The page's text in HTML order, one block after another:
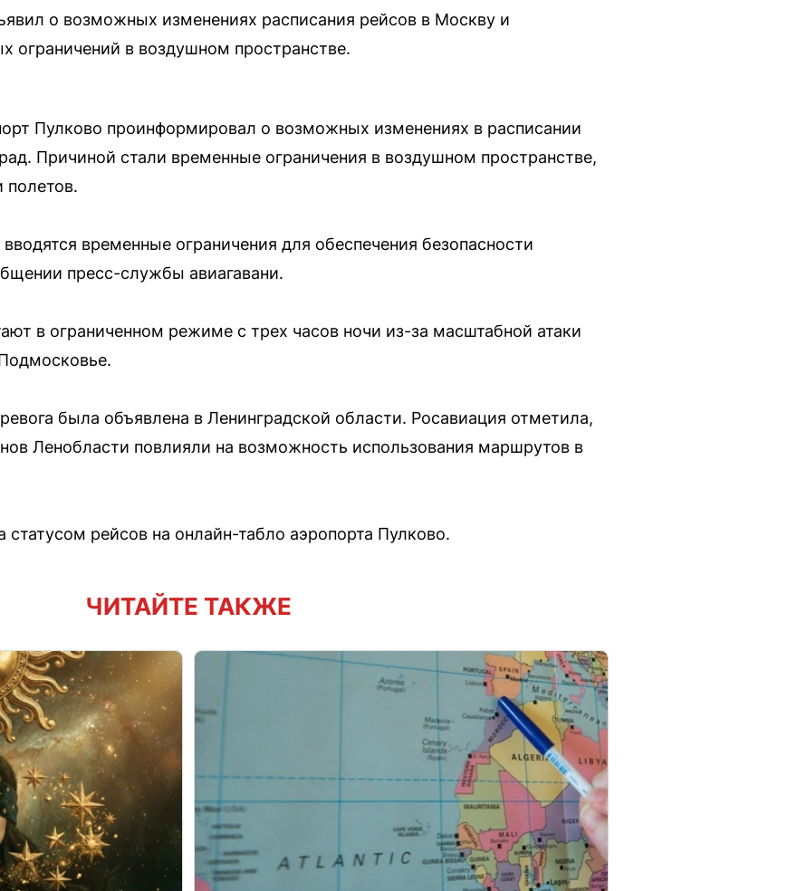
о возможных изменениях расписания рейсов в Москву и
ограничений в воздушном пространстве.
Пулково проинформировал о возможных изменениях в расписании
Причиной стали временные ограничения в воздушном пространстве,
полетов.
временные ограничения для обеспечения безопасности
пресс-службы авиагавани.
в ограниченном режиме с трех часов ночи из-за масштабной атаки
была объявлена в Ленинградской области. Росавиация отметила,
Ленобласти повлияли на возможность использования маршрутов в
рейсов на онлайн-табло аэропорта Пулково.
ЧИТАЙТЕ ТАКЖЕ